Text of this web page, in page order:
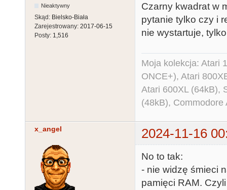
Nieaktywny
Skąd: Bielsko-Biała
Zarejestrowany: 2017-06-15
Posty: 1,516
Czarny kwadrat w
pytanie tylko czy i
nie wystartuje,
Moja kolekcja: Atari
ONCE+), Atari
Atari 600XL (64kB),
(48kB),
x_angel 2024-11-16
No to tak:
- nie widzę śmieci
pamięci RAM.